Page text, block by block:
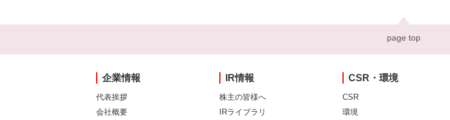
page top
企業情報
代表挨拶
会社概要
IR情報
株主の皆様へ
IRライブラリ
CSR・環境
CSR
環境